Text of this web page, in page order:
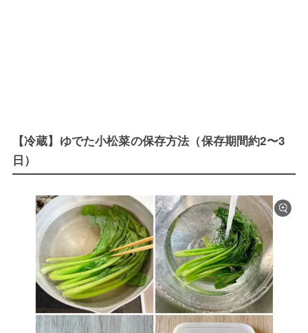
【冷蔵】ゆでた小松菜の保存方法（保存期間約2〜3
日）